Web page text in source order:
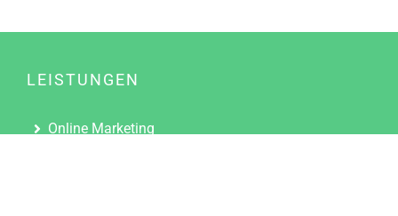
LEISTUNGEN
Online Marketing